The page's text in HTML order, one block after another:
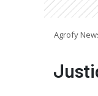
Agrofy